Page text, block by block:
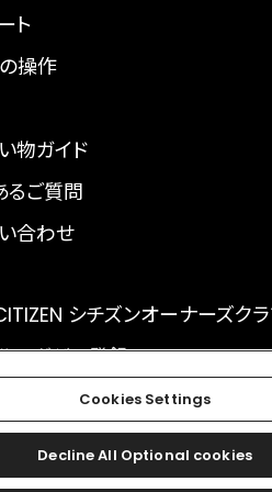
ト
操作
物ガイド
るご質問
合わせ
シチズンオーナーズク
マガジン登録
Cookies Settings
Decline All Optional cookies